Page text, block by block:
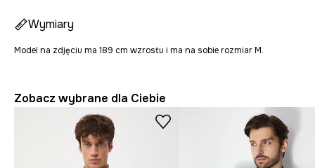
Wymiary
Model na zdjęciu ma 189 cm wzrostu i ma na sobie rozmiar M.
Zobacz wybrane dla Ciebie